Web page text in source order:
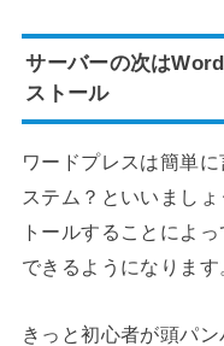
サーバーの次は
ストール
ワードプレスは簡単
ステム？といいまし
トールすることによ
できるようになります
きっと初心者が頭パ